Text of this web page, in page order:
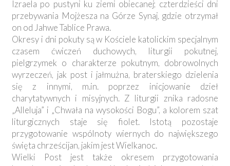
Izraela po pustyni ku ziemi obiecanej; czterdzieści dni
przebywania Mojżesza na Górze Synaj, gdzie otrzymał
on od Jahwe Tablice Prawa.
Okresy i dni pokuty są w Kościele katolickim specjalnym
czasem ćwiczeń duchowych, liturgii pokutnej,
pielgrzymek o charakterze pokutnym, dobrowolnych
wyrzeczeń, jak post i jałmużna, braterskiego dzielenia
się z innymi, m.in. poprzez inicjowanie dzieł
charytatywnych i misyjnych. Z liturgii znika radosne
„Alleluja” i „Chwała na wysokości Bogu”, a kolorem szat
liturgicznych staje się fiolet. Istotą pozostaje
przygotowanie wspólnoty wiernych do największego
święta chrześcijan, jakim jest Wielkanoc.
Wielki Post jest także okresem przygotowania